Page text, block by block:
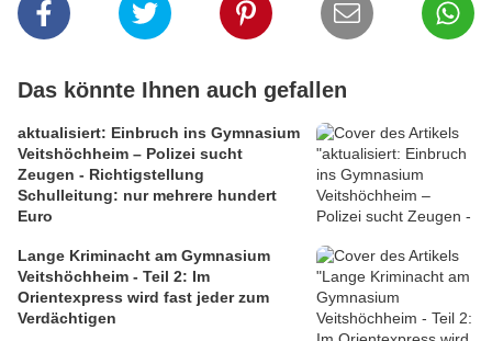
Das könnte Ihnen auch gefallen
aktualisiert: Einbruch ins Gymnasium
Veitshöchheim – Polizei sucht
Zeugen - Richtigstellung
Schulleitung: nur mehrere hundert
Euro
Lange Kriminacht am Gymnasium
Veitshöchheim - Teil 2: Im
Orientexpress wird fast jeder zum
Verdächtigen